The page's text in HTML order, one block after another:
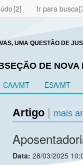
Ir para busca
UMA QUESTÃO DE
DE NOVA
CAA/MT ESA/MT
Artigo mais
Data: 28/03/2025